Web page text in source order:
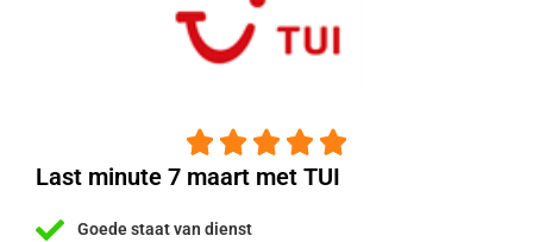
    
Last minute 7 maart met TUI
Goede staat van dienst